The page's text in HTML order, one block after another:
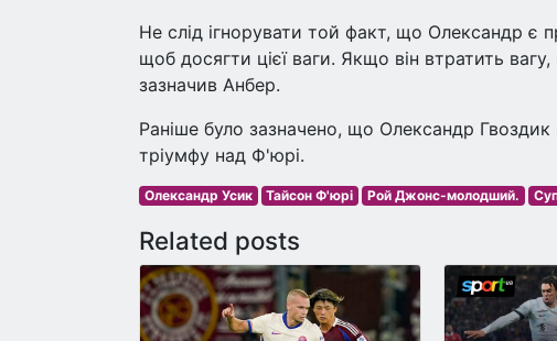
Не слід ігнорувати той факт, що Олександр є
щоб досягти цієї ваги. Якщо він втратить
зазначив Анбер.
Раніше було зазначено, що Олександр
тріумфу над Ф'юрі.
Олександр Усик Тайсон Ф'юрі Рой Джонс-молодший.
Related posts